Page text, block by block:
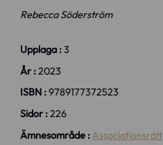
Rebecca Söderström
Upplaga :3
År :2023
ISBN :9789177372523
Sidor :226
Ämnesområde : Associationsrätt